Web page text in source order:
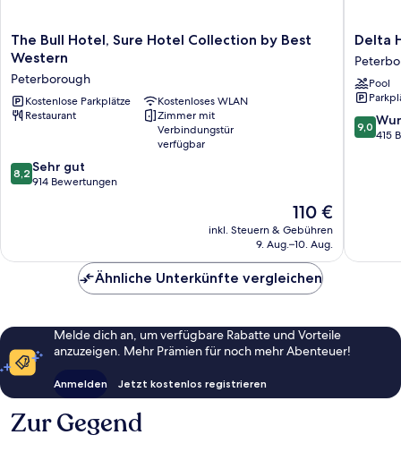
The
Bull
Sure
Hotel
Collection
Western
Peterborough
The Bull Hotel, Sure Hotel Collection by Best
Western
Peterborough
Kostenlose Parkplätze
Kostenloses WLAN
Restaurant
Zimmer mit
Verbindungstür
verfügbar
8.2
von
Bewertungen
8,2 Sehr gut
914 Bewertungen
Der
Preis
beträgt
110 €
inkl. Steuern & Gebühren
9. Aug.–10. Aug.
Delta
Hotels
by
Marriott
Delta
Pool
9.0
von
9,0
415
Ähnliche Unterkünfte vergleichen
Melde dich an, um verfügbare Rabatte und Vorteile
anzuzeigen. Mehr Prämien für noch mehr Abenteuer!
Anmelden Jetzt kostenlos registrieren
Zur Gegend